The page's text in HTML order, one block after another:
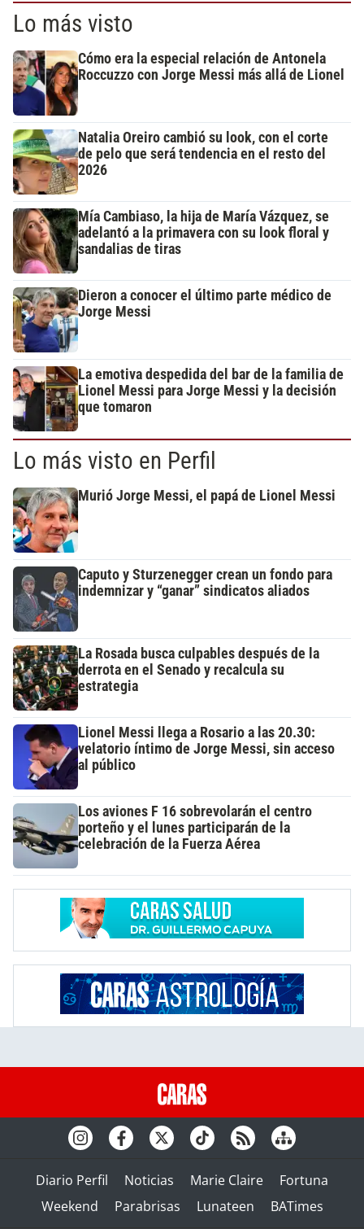
Lo más visto
Cómo era la especial relación de Antonela
Roccuzzo con Jorge Messi más allá de Lionel
Natalia Oreiro cambió su look, con el corte
de pelo que será tendencia en el resto del
2026
Mía Cambiaso, la hija de María Vázquez, se
adelantó a la primavera con su look floral y
sandalias de tiras
Dieron a conocer el último parte médico de
Jorge Messi
La emotiva despedida del bar de la familia de
Lionel Messi para Jorge Messi y la decisión
que tomaron
Lo más visto en Perfil
Murió Jorge Messi, el papá de Lionel Messi
Caputo y Sturzenegger crean un fondo para
indemnizar y “ganar” sindicatos aliados
La Rosada busca culpables después de la
derrota en el Senado y recalcula su
estrategia
Lionel Messi llega a Rosario a las 20.30:
velatorio íntimo de Jorge Messi, sin acceso
al público
Los aviones F 16 sobrevolarán el centro
porteño y el lunes participarán de la
celebración de la Fuerza Aérea
Diario Perfil Noticias Marie Claire
Fortuna
Weekend
Parabrisas Lunateen BATimes